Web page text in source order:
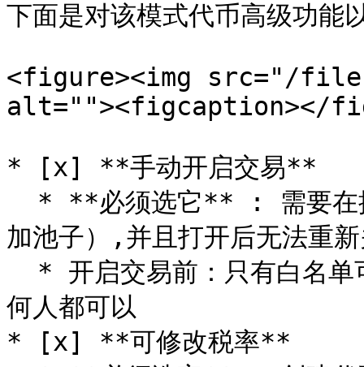
下面是对该模式代币高级功能
<figure><img src="/files/
alt=""><figcaption></
* [x] **手动开启交易**
加池子）,并且打开后无法重
何人都可以
* [x] **可修改税率**